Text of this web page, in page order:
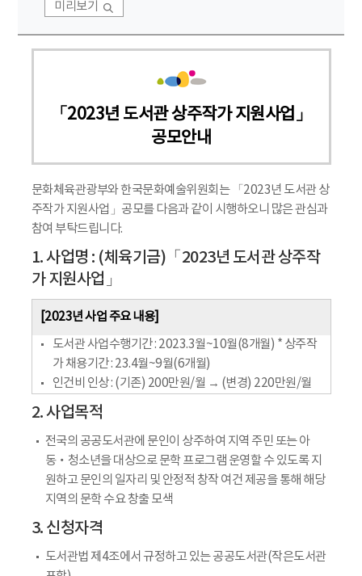
미리보기
「2023년 도서관 상주작가 지원사업」
공모안내
문화체육관광부와 한국문화예술위원회는 「2023년 도서관 상
주작가 지원사업」공모를 다음과 같이 시행하오니 많은 관심과
참여 부탁드립니다.
1. 사업명 : (체육기금)「2023년 도서관 상주작
가 지원사업」
[2023년 사업 주요 내용]
도서관 사업수행기간 : 2023.3월~10월(8개월) * 상주작
가 채용기간 : 23.4월~9월(6개월)
인건비 인상 : (기존) 200만원/월 → (변경) 220만원/월
2. 사업목적
전국의 공공도서관에 문인이 상주하여 지역 주민 또는 아
동‧청소년을 대상으로 문학 프로그램 운영할 수 있도록 지
원하고 문인의 일자리 및 안정적 창작 여건 제공을 통해 해당
지역의 문학 수요 창출 모색
3. 신청자격
도서관법 제4조에서 규정하고 있는 공공도서관(작은도서관